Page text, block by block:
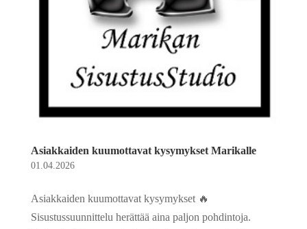
Asiakkaiden kuumottavat kysymykset Marikalle
01.04.2026
Asiakkaiden kuumottavat kysymykset 🔥
Sisustussuunnittelu herättää aina paljon pohdintoja.